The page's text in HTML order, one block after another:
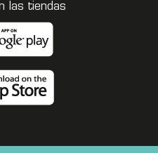
las tiendas